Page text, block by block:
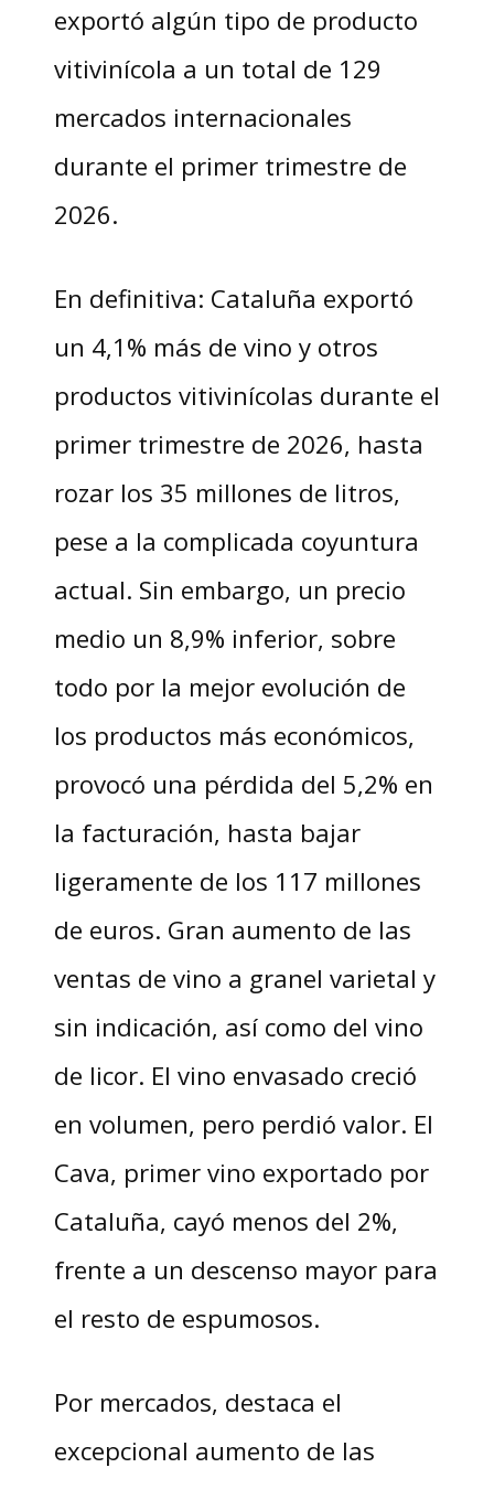
exportó algún tipo de producto
vitivinícola a un total de 129
mercados internacionales
durante el primer trimestre de
2026.
En definitiva: Cataluña exportó
un 4,1% más de vino y otros
productos vitivinícolas durante el
primer trimestre de 2026, hasta
rozar los 35 millones de litros,
pese a la complicada coyuntura
actual. Sin embargo, un precio
medio un 8,9% inferior, sobre
todo por la mejor evolución de
los productos más económicos,
provocó una pérdida del 5,2% en
la facturación, hasta bajar
ligeramente de los 117 millones
de euros. Gran aumento de las
ventas de vino a granel varietal y
sin indicación, así como del vino
de licor. El vino envasado creció
en volumen, pero perdió valor. El
Cava, primer vino exportado por
Cataluña, cayó menos del 2%,
frente a un descenso mayor para
el resto de espumosos.
Por mercados, destaca el
excepcional aumento de las